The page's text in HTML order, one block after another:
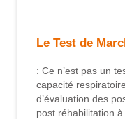
Le Test de
: Ce n’est pas un
capacité
d’évaluation des
post réhabilitation